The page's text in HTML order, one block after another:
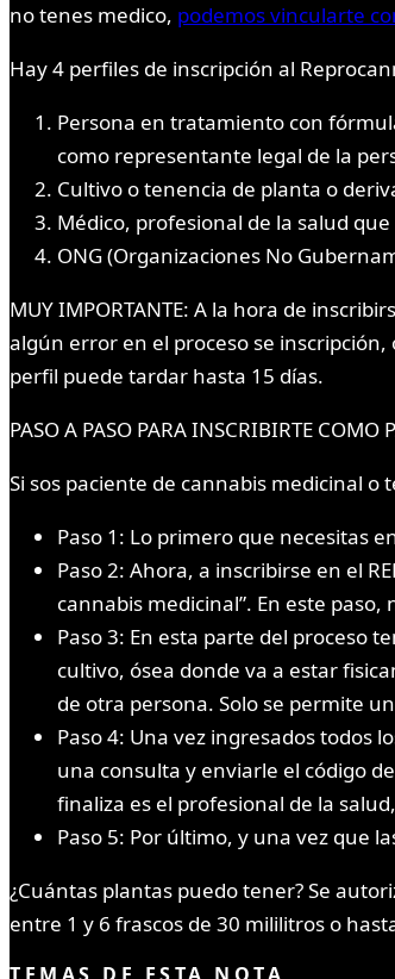
no tenes medico, podemos vincularte
Hay 4 perfiles de inscripción al
Persona en tratamiento con
como representante legal de la
Cultivo o tenencia de planta o
Médico, profesional de la salud
ONG (Organizaciones No
MUY IMPORTANTE: A la hora de
algún error en el proceso se
perfil puede tardar hasta 15 días.
PASO A PASO PARA INSCRIBIRTE COMO
Si sos paciente de cannabis medicinal o
Paso 1: Lo primero que necesitas
Paso 2: Ahora, a inscribirse en el
cannabis medicinal”. En este
Paso 3: En esta parte del proceso
cultivo, ósea donde va a estar
de otra persona. Solo se permite
Paso 4: Una vez ingresados todos
una consulta y enviarle el código
finaliza es el profesional de la
Paso 5: Por último, y una vez que
¿Cuántas plantas puedo tener? Se
entre 1 y 6 frascos de 30 mililitros o